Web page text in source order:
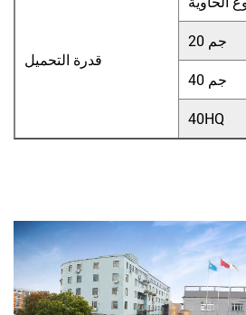
قدرة التحميل
20 جم
40 جم
40HQ